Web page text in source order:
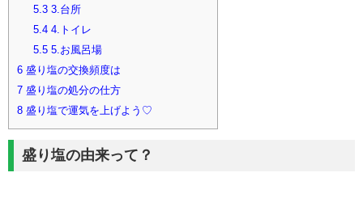
5.33.台所
5.44.トイレ
5.55.お風呂場
6 盛り塩の交換頻度は
7 盛り塩の処分の仕方
8 盛り塩で運気を上げよう♡
盛り塩の由来って？